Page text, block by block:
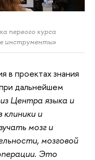
первого курса
инструменты»
в проектах знания
дальнейшем
Центра языка и
и
мозг и
мозговой
Это